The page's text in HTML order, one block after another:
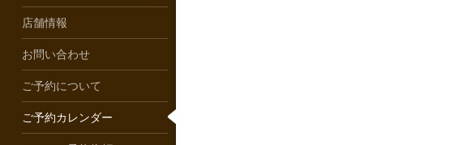
店舗情報
お問い合わせ
ご予約について
ご予約カレンダー